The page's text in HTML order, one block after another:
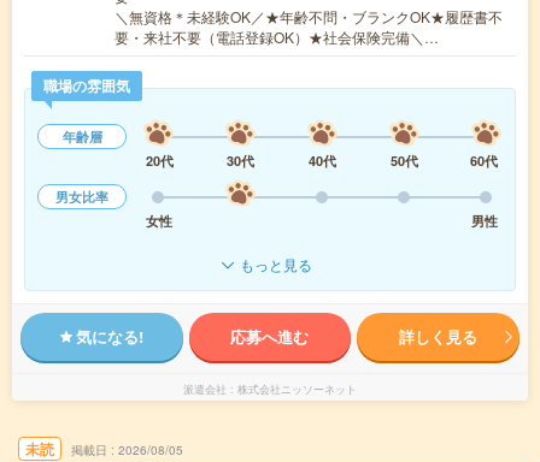
＼無資格＊未経験OK／★年齢不問・ブランクOK★履歴書不
要・来社不要（電話登録OK）★社会保険完備＼…
職場の雰囲気
年齢層
20代
30代 40代 50代
60代
男女比率
女性
男性
もっと見る
気になる! 応募へ進む 詳しく見る
派遣会社 株式会社ニッソーネット
未読 掲載日 2026/08/05